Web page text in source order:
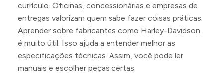
currículo. Oficinas, concessionárias e empresas de
entregas valorizam quem sabe fazer coisas práticas.
Aprender sobre fabricantes como Harley-Davidson
é muito útil. Isso ajuda a entender melhor as
especificações técnicas. Assim, você pode ler
manuais e escolher peças certas.